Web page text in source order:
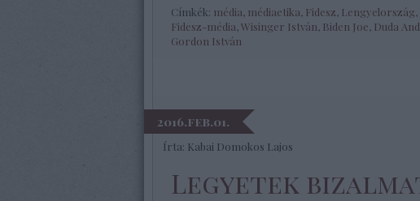
Címkék: média médiaetika Fidesz Lengyelország
Fidesz-média Wisinger István Biden Joe Duda
Gordon István
2016.feb.01.
Írta: Kabai Domokos Lajos
Legyetek